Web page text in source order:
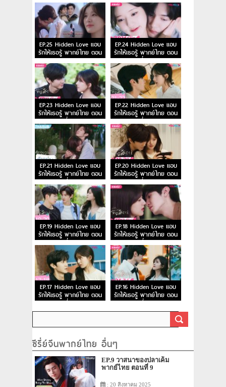
EP.25 Hidden Love แอบ
รักให้เธอรู้ พากย์ไทย ตอน
จบ
EP.24 Hidden Love แอบ
รักให้เธอรู้ พากย์ไทย ตอน
ที่ 24
EP.23 Hidden Love แอบ
รักให้เธอรู้ พากย์ไทย ตอน
ที่ 23
EP.22 Hidden Love แอบ
รักให้เธอรู้ พากย์ไทย ตอน
ที่ 22
EP.21 Hidden Love แอบ
รักให้เธอรู้ พากย์ไทย ตอน
ที่ 21
EP.20 Hidden Love แอบ
รักให้เธอรู้ พากย์ไทย ตอน
ที่ 20
EP.19 Hidden Love แอบ
รักให้เธอรู้ พากย์ไทย ตอน
ที่ 19
EP.18 Hidden Love แอบ
รักให้เธอรู้ พากย์ไทย ตอน
ที่ 18
EP.17 Hidden Love แอบ
รักให้เธอรู้ พากย์ไทย ตอน
ที่ 17
EP.16 Hidden Love แอบ
รักให้เธอรู้ พากย์ไทย ตอน
ที่ 16
ซีรี่ย์จีนพากย์ไทย อื่นๆ
EP.9 วาสนาของปลาเค็ม
พากย์ไทย ตอนที่ 9
: 20 สิงหาคม 2025